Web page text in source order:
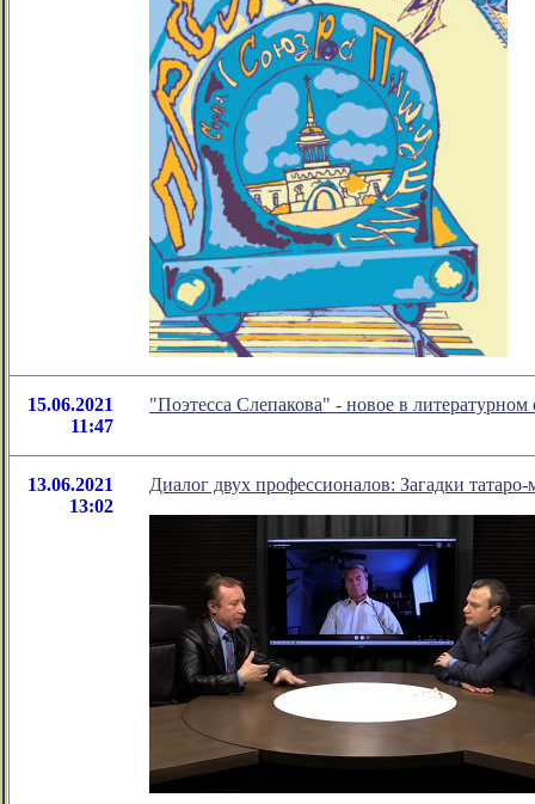
15.06.2021
11:47
"Поэтесса Слепакова" - новое в
13.06.2021
13:02
Диалог двух профессионалов: Загадки